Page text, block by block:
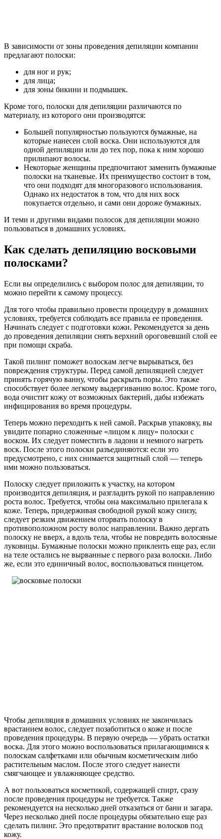
В зависимости от зоны проведения депиляции компании
предлагают полоски:
для ног и рук;
для лица;
для зоны бикини и подмышек.
Кроме того, полоски для депиляции различаются по
материалу, из которого они производятся:
Большей популярностью пользуются бумажные, на
которые нанесен слой воска. Они используются для
одной депиляции или до тех пор, пока к ним хорошо
прилипают волосы.
Некоторые женщины предпочитают заменить бумажные
полоски на тканевые. Их преимущество состоит в том,
что они подходят для многоразового использования.
Однако их недостаток в том, что для них воск
покупается отдельно, и сами они дороже бумажных.
И теми и другими видами полосок для депиляции можно
пользоваться в домашних условиях.
Как сделать депиляцию восковыми
полосками?
Если вы определились с выбором полос для депиляции, то
можно перейти к самому процессу.
Для того чтобы правильно провести процедуру в домашних
условиях, требуется соблюдать все правила ее проведения.
Начинать следует с подготовки кожи. Рекомендуется за день
до проведения депиляции снять верхний ороговевший слой ее
при помощи скраба.
Такой пилинг поможет волоскам легче вырываться, без
повреждения структуры. Перед самой депиляцией следует
принять горячую ванну, чтобы раскрыть поры. Это также
способствует более легкому выдергиванию волос. Кроме того,
вода очистит кожу от возможных бактерий, дабы избежать
инфицирования во время процедуры.
Теперь можно переходить к ней самой. Раскрыв упаковку, вы
увидите попарно сложенные «лицом к лицу» полоски с
воском. Их следует поместить в ладони и немного нагреть
воск. После этого полоски разъединяются: если это
предусмотрено, с них снимается защитный слой — теперь
ими можно пользоваться.
Полоску следует приложить к участку, на котором
производится депиляция, и разгладить рукой по направлению
роста волос. Требуется, чтобы она максимально прилегала к
коже. Теперь, придерживая свободной рукой кожу снизу,
следует резким движением оторвать полоску в
противоположном росту волос направлении. Важно дергать
полоску не вверх, а вдоль тела, чтобы не повредить волосяные
луковицы. Бумажные полоски можно приклеить еще раз, если
на теле остались не вырванные с первого раза волоски. Либо
же, если это единичный волос, воспользоваться пинцетом.
Чтобы депиляция в домашних условиях не закончилась
врастанием волос, следует позаботиться о коже и после
проведения процедуры. В первую очередь — убрать остатки
воска. Для этого можно воспользоваться прилагающимися к
полоскам салфетками или обычным косметическим либо
растительным маслом. После этого следует нанести
смягчающее и увлажняющее средство.
А вот пользоваться косметикой, содержащей спирт, сразу
после проведения процедуры не требуется. Также
рекомендуется на несколько дней отказаться от бани и загара.
Через несколько дней после процедуры обязательно еще раз
сделать пилинг. Это предотвратит врастание волосков под
кожу.